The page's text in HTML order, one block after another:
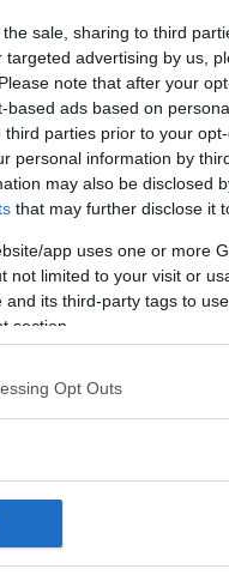
sale, sharing to third
advertising by us,
note that after your
based ads based on
third parties prior to your
personal information by
may also be disclosed
that may further disclose it
app uses one or more
not limited to your visit or
and its third-party tags to
section.
Opt Outs